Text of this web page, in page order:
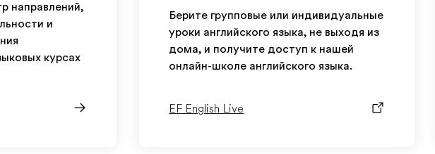
направлений,
и
курсах
Берите групповые или индивидуальные
уроки английского языка, не выходя из
дома, и получите доступ к нашей
онлайн-школе английского языка.
EF English Live